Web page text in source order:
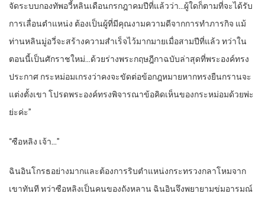
จัดระบบกองทัพอวี้หลินเดือนกรกฎาคมปีที่แล้วว่า…ผู้ใดก็ตามที่จะได้รับ
การเลื่อนตำแหน่ง ต้องเป็นผู้ที่มีคุณงามความดีจากการทำภารกิจ แม้
ท่านหลินมู่อวี่จะสร้างความสำเร็จไว้มากมายเมื่อสามปีที่แล้ว ทว่าใน
ตอนนี้เป็นศักราชใหม่…ด้วยร่างพระกฤษฎีกาฉบับล่าสุดที่พระองค์ทรง
ประกาศ กระหม่อมเกรงว่าคงจะขัดต่อข้อกฎหมายหากทรงยืนกรานจะ
แต่งตั้งเขา โปรดพระองค์ทรงพิจารณาข้อคิดเห็นของกระหม่อมด้วยพ่ะ
ย่ะค่ะ”
“ซือหลิง เจ้า…”
ฉินอินโกรธอย่างมากและต้องการริบตำแหน่งกระทรวงกลาโหมจาก
เขาทันที ทว่าซือหลิงเป็นคนของถังหลาน ฉินอินจึงพยายามข่มอารมณ์